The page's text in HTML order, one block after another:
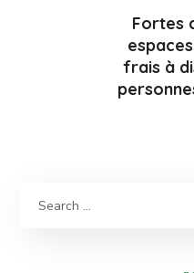
Fortes
frais à